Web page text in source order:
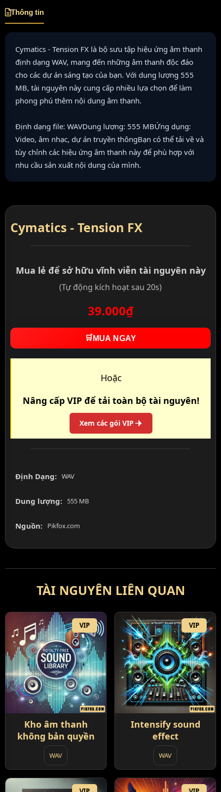
Thông tin
Cymatics - Tension FX là bộ sưu tập hiệu ứng âm thanh
định dạng WAV, mang đến những âm thanh độc đáo
cho các dự án sáng tạo của bạn. Với dung lượng 555
MB, tài nguyên này cung cấp nhiều lựa chọn để làm
phong phú thêm nội dung âm thanh.
Định dạng file: WAVDung lượng: 555 MBỨng dụng:
Video, âm nhạc, dự án truyền thôngBạn có thể tải về và
tùy chỉnh các hiệu ứng âm thanh này để phù hợp với
nhu cầu sản xuất nội dung của mình.
Cymatics - Tension FX
Mua lẻ để sở hữu vĩnh viễn tài nguyên này
(Tự động kích hoạt sau 20s)
39.000₫
🛒 MUA NGAY
Hoặc
Nâng cấp VIP để tải toàn bộ tài nguyên!
Xem các gói VIP
Định Dạng: WAV
Dung lượng: 555 MB
Nguồn: Pikfox.com
TÀI NGUYÊN LIÊN QUAN
VIP
Kho âm thanh
không bản quyền
WAV
VIP
Intensify sound
effect
WAV